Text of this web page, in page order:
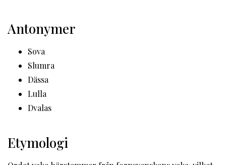
Antonymer
Sova
Slumra
Dässa
Lulla
Dvalas
Etymologi